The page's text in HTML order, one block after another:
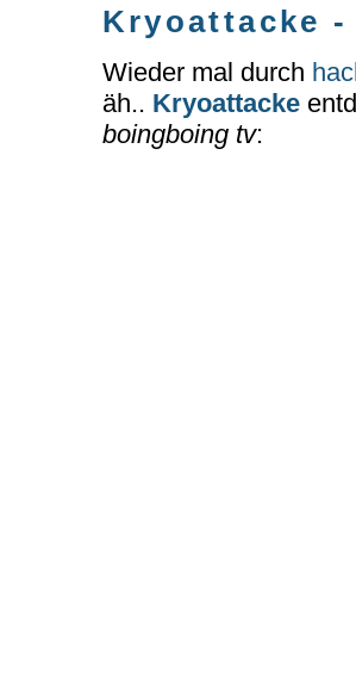
Kryoattacke
Wieder mal durch
äh.. Kryoattacke
boingboing tv: